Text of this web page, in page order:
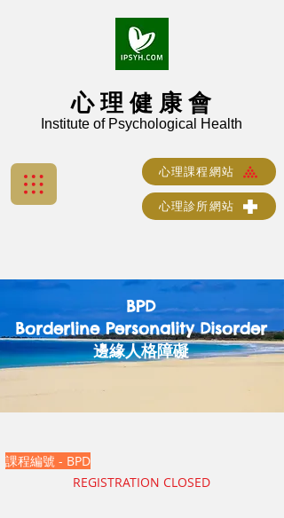
心 理 健 康 會
Institute of Psychological Health
心理診所網站
心理課程網站
BPD
Borderline Personality Disorder
邊緣人格障礙
課程編號 - BPD
REGISTRATION CLOSED